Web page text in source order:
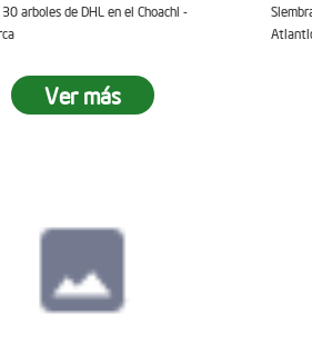
arboles de DHL en el Choachi -
Ver más